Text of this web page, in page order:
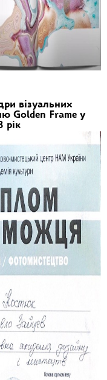
візуальних
Golden Frame у
рік